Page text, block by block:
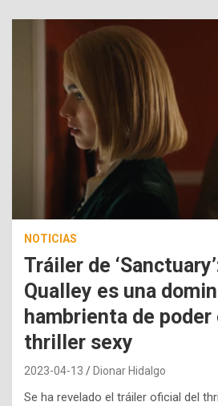
NOTICIAS
Tráiler de
Qualley es una
hambrienta de poder
thriller sexy
2023-04-13 Dionar Hidalgo
Se ha revelado el tráiler oficial del